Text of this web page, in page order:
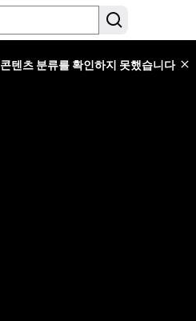
콘텐츠 분류를 확인하지 못했습니다